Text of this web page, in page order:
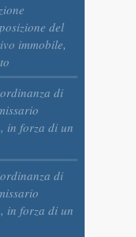
del
immobile,
di
in forza di un
di
in forza di un